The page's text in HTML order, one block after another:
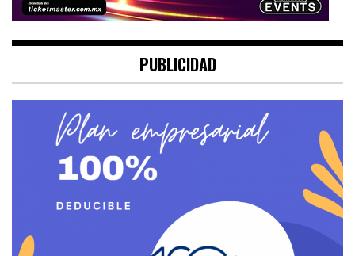
PUBLICIDAD